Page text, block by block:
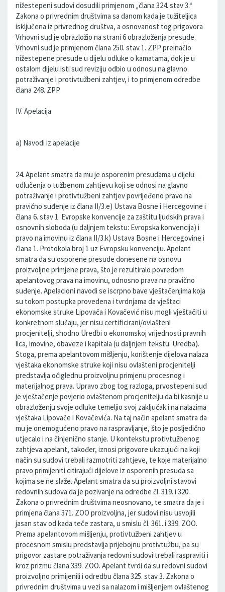
nižestepeni sudovi dosudili primjenom „člana 324. stav 3.“
Zakona o privrednim društvima sa danom kada je tužiteljica
isključena iz privrednog društva, a osnovanost tog prigovora
Vrhovni sud je obrazložio na strani 6 obrazloženja presude.
Vrhovni sud je primjenom člana 250. stav 1. ZPP preinačio
nižestepene presude u dijelu odluke o kamatama, dok je u
ostalom dijelu isti sud reviziju odbio u odnosu na glavno
potraživanje i protivtužbeni zahtjev, i to primjenom odredbe
člana 248. ZPP.
IV. Apelacija
a) Navodi iz apelacije
24. Apelant smatra da mu je osporenim presudama u dijelu
odlučenja o tužbenom zahtjevu koji se odnosi na glavno
potraživanje i protivtužbeni zahtjev povrijeđeno pravo na
pravično suđenje iz člana II/3.e) Ustava Bosne i Hercegovine i
člana 6. stav 1. Evropske konvencije za zaštitu ljudskih prava i
osnovnih sloboda (u daljnjem tekstu: Evropska konvencija) i
pravo na imovinu iz člana II/3.k) Ustava Bosne i Hercegovine i
člana 1. Protokola broj 1 uz Evropsku konvenciju. Apelant
smatra da su osporene presude donesene na osnovu
proizvoljne primjene prava, što je rezultiralo povredom
apelantovog prava na imovinu, odnosno prava na pravično
suđenje. Apelacioni navodi se iscrpno bave vještačenjima koja
su tokom postupka provedena i tvrdnjama da vještaci
ekonomske struke Lipovača i Kovačević nisu mogli vještačiti u
konkretnom slučaju, jer nisu certificirani/ovlašteni
procjenitelji, shodno Uredbi o ekonomskoj vrijednosti pravnih
lica, imovine, obaveze i kapitala (u daljnjem tekstu: Uredba).
Stoga, prema apelantovom mišljenju, korištenje dijelova nalaza
vještaka ekonomske struke koji nisu ovlašteni procjenitelji
predstavlja očiglednu proizvoljnu primjenu procesnog i
materijalnog prava. Upravo zbog tog razloga, prvostepeni sud
je vještačenje povjerio ovlaštenom procjenitelju da bi kasnije u
obrazloženju svoje odluke temeljio svoj zaključak i na nalazima
vještaka Lipovače i Kovačevića. Na taj način apelant smatra da
mu je onemogućeno pravo na raspravljanje, što je posljedično
utjecalo i na činjenično stanje. U kontekstu protivtužbenog
zahtjeva apelant, također, iznosi prigovore ukazujući na koji
način su sudovi trebali razmotriti zahtjeve, te koje materijalno
pravo primijeniti citirajući dijelove iz osporenih presuda sa
kojima se ne slaže. Apelant smatra da su proizvoljni stavovi
redovnih sudova da je pozivanje na odredbe čl. 319. i 320.
Zakona o privrednim društvima neosnovano, te smatra da je i
primjena člana 371. ZOO proizvoljna, jer sudovi nisu usvojili
jasan stav od kada teče zastara, u smislu čl. 361. i 339. ZOO.
Prema apelantovom mišljenju, protivtužbeni zahtjev u
procesnom smislu predstavlja prijebojnu protivtužbu, pa su
prigovor zastare potraživanja redovni sudovi trebali raspraviti i
kroz prizmu člana 339. ZOO. Apelant tvrdi da su redovni sudovi
proizvoljno primijenili i odredbu člana 325. stav 3. Zakona o
privrednim društvima u vezi sa nalazom i mišljenjem ovlaštenog